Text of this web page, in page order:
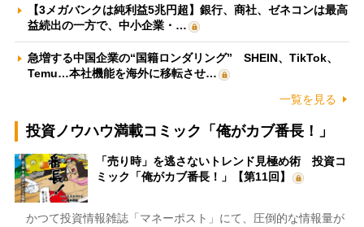
【3メガバンクは純利益5兆円超】銀行、商社、ゼネコンは最高
益続出の一方で、中小企業・…
急増する中国企業の“国籍ロンダリング” SHEIN、TikTok、
Temu…本社機能を海外に移転させ…
一覧を見る
投資ノウハウ満載コミック「俺がカブ番長！」
「売り時」を逃さないトレンド見極め術 投資コ
ミック「俺がカブ番長！」【第11回】
かつて投資情報雑誌「マネーポスト」にて、圧倒的な情報量が